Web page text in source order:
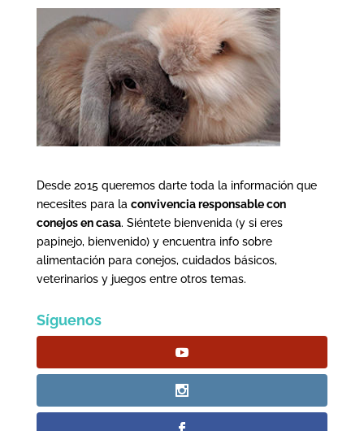
Desde 2015 queremos darte toda la información que
necesites para la convivencia responsable con
conejos en casa. Siéntete bienvenida (y si eres
papinejo, bienvenido) y encuentra info sobre
alimentación para conejos, cuidados básicos,
veterinarios y juegos entre otros temas.
Síguenos